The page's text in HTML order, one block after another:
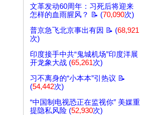
文革发动60周年：习死后将迎来
怎样的血雨腥风？ 📝 (70,090次)
普京急飞北京事出有因 📝 (68,921
次)
印度接手中共“鬼城机场”印度洋展
开龙象大战 (65,261次)
习不离身的“小本本”引热议 📝
(54,442次)
“中国制电视恐正在监视你” 美媒重
提隐私风险 (52,930次)